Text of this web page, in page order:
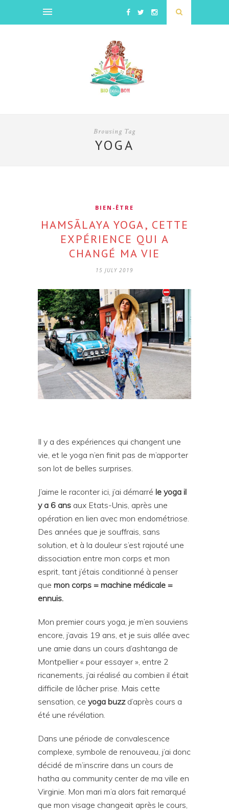
Browsing Tag
YOGA
BIEN-ÊTRE
HAMSĀLAYA YOGA, CETTE
EXPÉRIENCE QUI A
CHANGÉ MA VIE
15 JULY 2019
Il y a des expériences qui changent une
vie, et le yoga n’en finit pas de m’apporter
son lot de belles surprises.
J’aime le raconter ici, j’ai démarré le yoga il
y a 6 ans aux Etats-Unis, après une
opération en lien avec mon endométriose.
Des années que je souffrais, sans
solution, et à la douleur s’est rajouté une
dissociation entre mon corps et mon
esprit, tant j’étais conditionné à penser
que mon corps = machine médicale =
ennuis.
Mon premier cours yoga, je m’en souviens
encore, j’avais 19 ans, et je suis allée avec
une amie dans un cours d’ashtanga de
Montpellier « pour essayer », entre 2
ricanements, j’ai réalisé au combien il était
difficile de lâcher prise. Mais cette
sensation, ce yoga buzzd’après cours a
été une révélation.
Dans une période de convalescence
complexe, symbole de renouveau, j’ai donc
décidé de m’inscrire dans un cours de
hatha au community center de ma ville en
Virginie. Mon mari m’a alors fait remarqué
que mon visage changeait après le cours,